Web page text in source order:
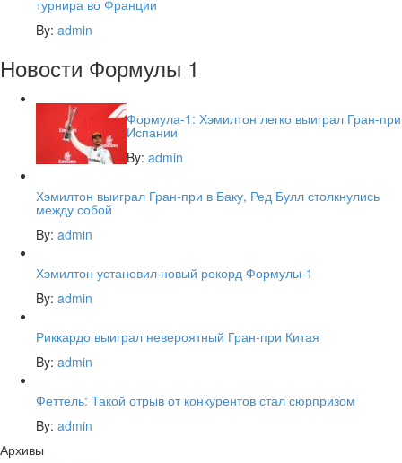
турнира во Франции
By: admin
Новости Формулы 1
Формула-1: Хэмилтон легко выиграл Гран-при
Испании
By: admin
Хэмилтон выиграл Гран-при в Баку, Ред Булл столкнулись
между собой
By: admin
Хэмилтон установил новый рекорд Формулы-1
By: admin
Риккардо выиграл невероятный Гран-при Китая
By: admin
Феттель: Такой отрыв от конкурентов стал сюрпризом
By: admin
Архивы